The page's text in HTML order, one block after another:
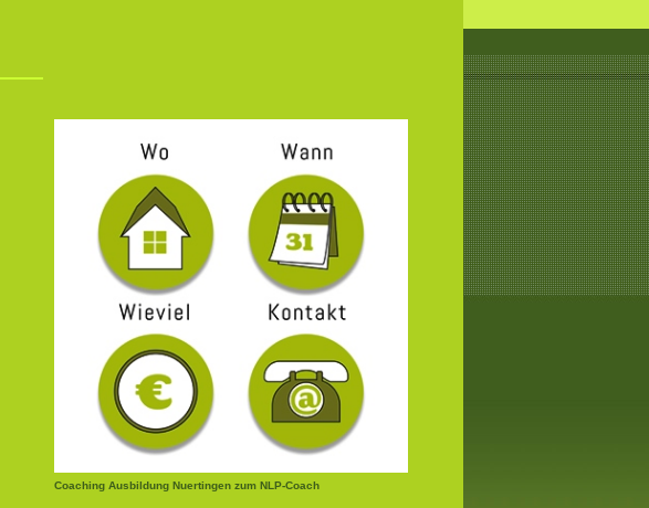
Coaching Ausbildung Nuertingen zum NLP-Coach